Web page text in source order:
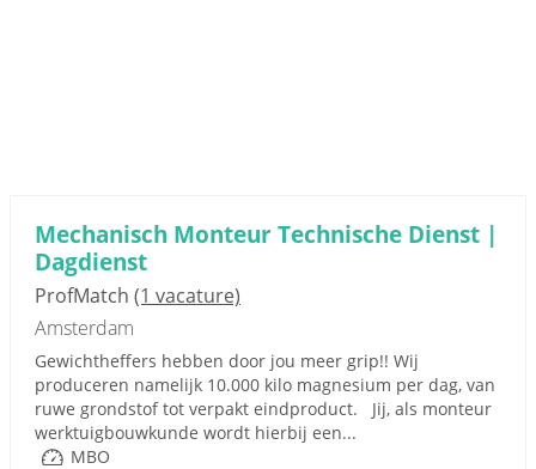
Mechanisch Monteur Technische Dienst |
Dagdienst
ProfMatch (1 vacature)
Amsterdam
Gewichtheffers hebben door jou meer grip!! Wij
produceren namelijk 10.000 kilo magnesium per dag, van
ruwe grondstof tot verpakt eindproduct. Jij, als monteur
werktuigbouwkunde wordt hierbij een...
MBO